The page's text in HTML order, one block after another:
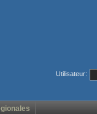
Utilisateur: